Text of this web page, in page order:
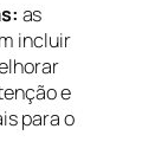
as
incluir
e
para o